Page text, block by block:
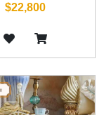
$22,800